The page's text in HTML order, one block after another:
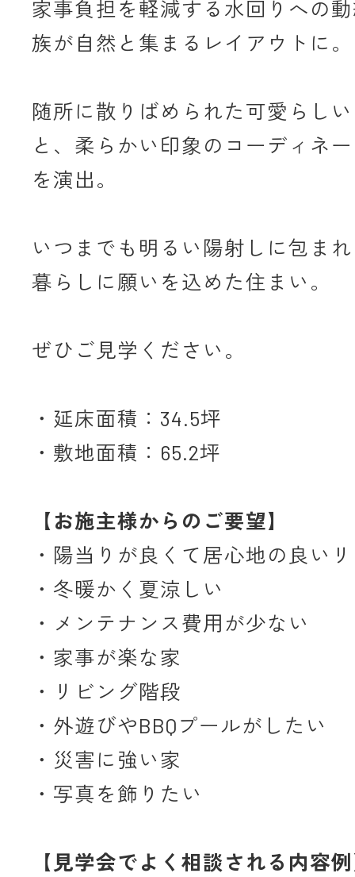
家事負担を軽減する水回りへの
族が自然と集まるレイアウトに。
随所に散りばめられた可愛らし
と、柔らかい印象のコーディネ
を演出。
いつまでも明るい陽射しに包ま
暮らしに願いを込めた住まい。
ぜひご見学ください。
・延床面積：34.5坪
・敷地面積：65.2坪
【お施主様からのご要望】
・陽当りが良くて居心地の良い
・冬暖かく夏涼しい
・メンテナンス費用が少ない
・家事が楽な家
・リビング階段
・外遊びやBBQプールがしたい
・災害に強い家
・写真を飾りたい
【見学会でよく相談される内容